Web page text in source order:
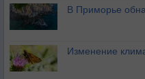
В Приморье
Изменение